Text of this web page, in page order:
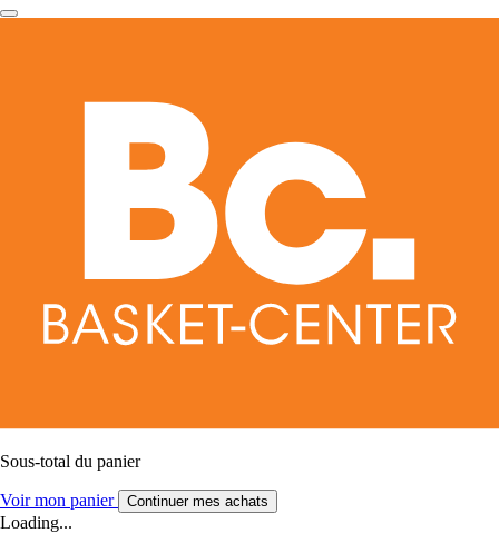
Sous-total du panier
Voir mon panier Continuer mes achats
Loading...